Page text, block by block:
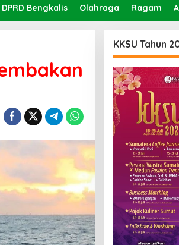
DPRD Bengkalis Olahraga Ragam
KKSU Tahun